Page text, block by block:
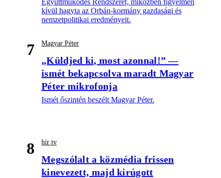
kívül hagyta az Orbán-kormány gazdasági és
nemzetpolitikai eredményeit.
7 Magyar Péter
„Küldjed ki, most azonnal!” —
ismét bekapcsolva maradt Magyar
Péter mikrofonja
Ismét őszintén beszélt Magyar Péter.
8 hír tv
Megszólalt a közmédia frissen
kinevezett, majd kirúgott